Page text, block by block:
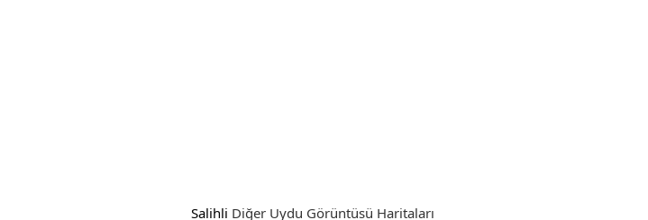
Salihli Diğer Uydu Görüntüsü Haritaları